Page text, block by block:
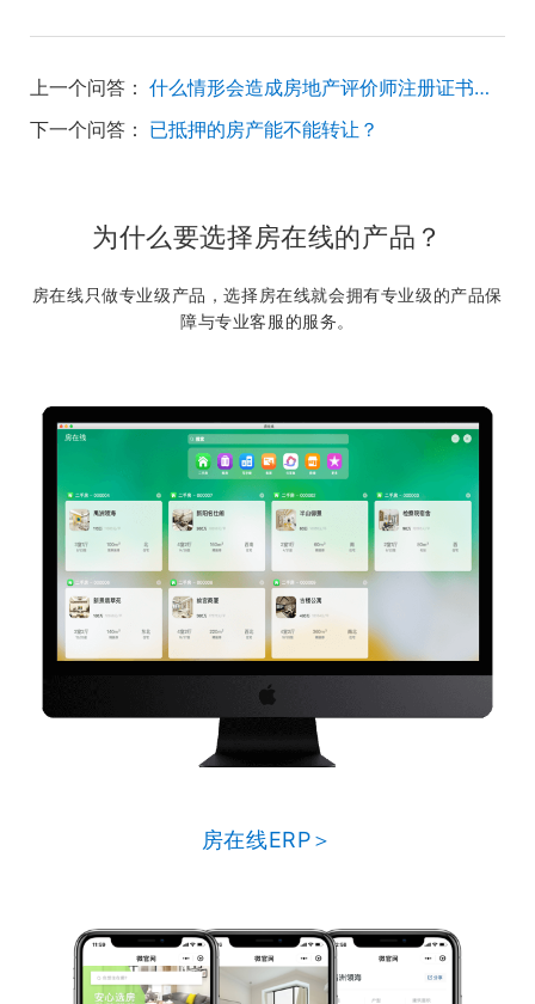
上一个问答：
什么情形会造成房地产评价师注册证书失效？
下一个问答： 已抵押的房产能不能转让？
为什么要选择房在线的产品？
房在线只做专业级产品，选择房在线就会拥有专业级的产品保
障与专业客服的服务。
房在线ERP＞